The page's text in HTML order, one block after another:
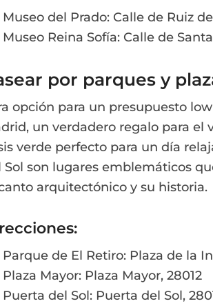
Museo del Prado: Calle de Ruiz
Museo Reina Sofía: Calle de
por parques y
opción para un presupuesto
un verdadero regalo para el
verde perfecto para un día
Sol son lugares emblemáticos
arquitectónico y su historia.
:
Parque de El Retiro: Plaza de la
Plaza Mayor: Plaza Mayor, 28012
Puerta del Sol: Puerta del Sol,